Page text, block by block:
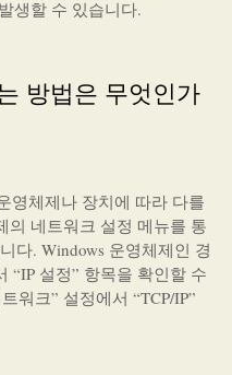
생할 수 있습니다.
방법은 무엇인가
영체제나 장치에 따라 다를
의 네트워크 설정 메뉴를 통
다. Windows 운영체제인 경
“IP 설정” 항목을 확인할 수
워크” 설정에서 “TCP/IP”